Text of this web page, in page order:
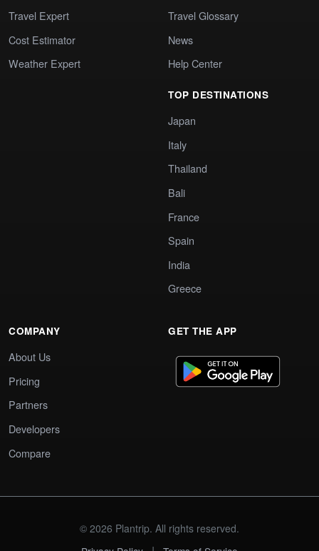
Travel Expert
Cost Estimator
Weather Expert
Travel Glossary
News
Help Center
TOP DESTINATIONS
Japan
Italy
Thailand
Bali
France
Spain
India
Greece
COMPANY
About Us
Pricing
Partners
Developers
Compare
GET THE APP
© 2026 Plantrip. All rights reserved.